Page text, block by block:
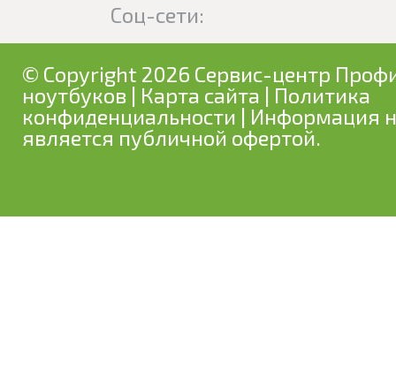
Соц-сети:
© Copyright 2026 Сервис-центр
ноутбуков | Карта сайта | Политика
конфиденциальности | Информация
является публичной офертой.